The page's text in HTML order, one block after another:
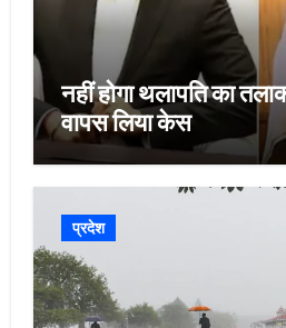
नहीं होगा थलापति का
वापस लिया केस
प्रदेश